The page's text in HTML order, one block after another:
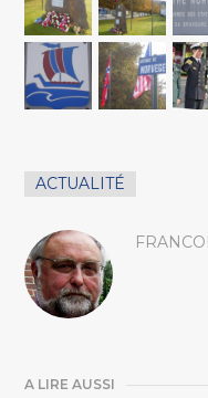
ACTUALITÉ
A LIRE AUSSI